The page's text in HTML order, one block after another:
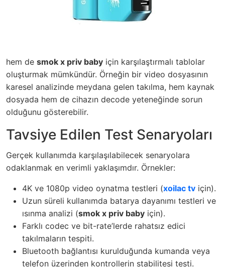
hem de smok x priv baby için karşılaştırmalı tablolar
oluşturmak mümkündür. Örneğin bir video dosyasının
karesel analizinde meydana gelen takılma, hem kaynak
dosyada hem de cihazın decode yeteneğinde sorun
olduğunu gösterebilir.
Tavsiye Edilen Test Senaryoları
Gerçek kullanımda karşılaşılabilecek senaryolara
odaklanmak en verimli yaklaşımdır. Örnekler:
4K ve 1080p video oynatma testleri (xoilac tv için).
Uzun süreli kullanımda batarya dayanımı testleri ve
ısınma analizi (smok x priv baby için).
Farklı codec ve bit-rate’lerde rahatsız edici
takılmaların tespiti.
Bluetooth bağlantısı kurulduğunda kumanda veya
telefon üzerinden kontrollerin stabilitesi testi.